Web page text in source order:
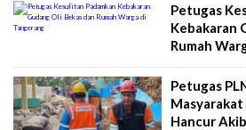
Petugas
Kebakaran
Rumah
Petugas
Masyarakat
Hancur